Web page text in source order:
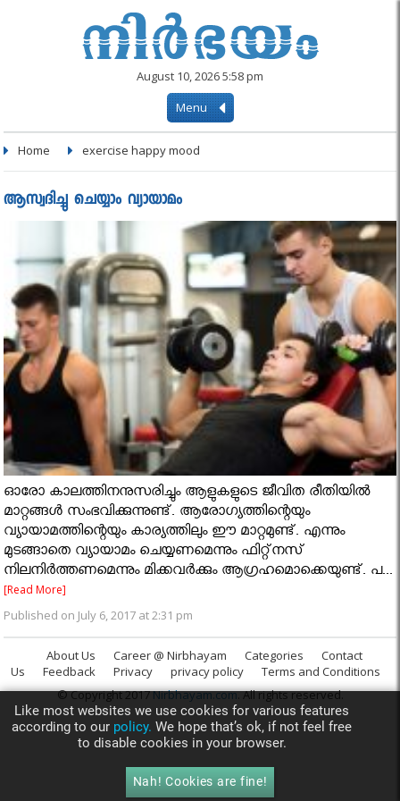
August 10, 2026 5:58 pm
Menu
Home exercise happy mood
ആസ്വദിച്ചു ചെയ്യാം വ്യായാമം
ഓരോ കാലത്തിനനുസരിച്ചും ആളുകളുടെ ജീവിത രീതിയില്‍
മാറ്റങ്ങള്‍ സംഭവിക്കുന്നുണ്ട്. ആരോഗ്യത്തിന്റെയും
വ്യായാമത്തിന്റെയും കാര്യത്തിലും ഈ മാറ്റമുണ്ട്. എന്നും
മുടങ്ങാതെ വ്യായാമം ചെയ്യണമെന്നും ഫിറ്റ്‌നസ്
നിലനിര്‍ത്തണമെന്നും മിക്കവര്‍ക്കും ആഗ്രഹമൊക്കെയുണ്ട്. പ...
[Read More]
Published on July 6, 2017 at 2:31 pm
About Us Career @ Nirbhayam Categories
Contact
Us
Feedback Privacy privacy policy
Terms and Conditions
© Copyright 2017Nirbhayam.com. All rights reserved.
Like most websites we use cookies for various features
according to our policy. We hope that’s ok, if not feel free
to disable cookies in your browser.
Nah! Cookies are fine!